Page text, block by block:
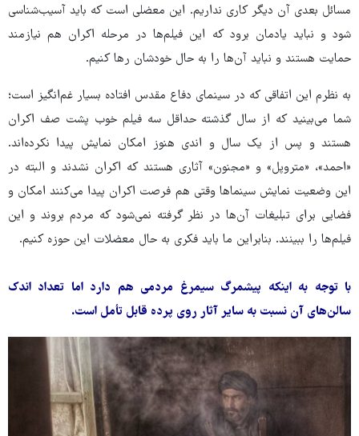
مسائل بعدی آن دیگر کاری نداریم. این معضلی است که باید آسیب‌شناسی
شود و نباید یادمان برود که این فیلم‌ها در مرحله اکران هم نیازمند
حمایت هستند و نباید آن‌ها را به حال خودشان رها کنیم.
به نظرم این اتفاقی که در سینمای دفاع مقدس افتاده بسیار غم‌انگیز است؛
شما می‌بینید که از سال گذشته حداقل سه فیلم خوب پشت صف اکران
هستند و پس از یک سال و اندی هنوز امکان نمایش پیدا نکرده‌اند.
«احمد»، «متروپل» و «مجنون» آثاری هستند که اکران نشدند و البته در
این وضعیت نمایش سینماها وقتی هم فرصت اکران پیدا می‌کنند امکان و
فضایی برای تبلیغات آن‌ها در نظر گرفته نمی‌شود که مردم بروند و این
فیلم‌ها را ببینند. بنابراین ما باید فکری به حال معضلات این حوزه کنیم.
با توجه به اینکه پیشمرگ سیمرغ مردمی هم دارد اما تعداد اندک
سالن‌های آن نسبت به سایر آثار روی پرده قابل تأمل است.